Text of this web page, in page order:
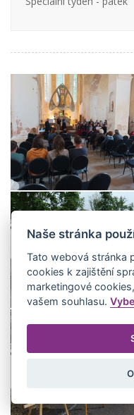
Naše stránka
Tato webová stránka
cookies k zajištění
marketingové
vašem souhlasu.